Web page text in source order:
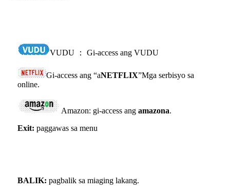
VUDU ： Gi-access ang VUDU
Gi-access ang “aNETFLIX”Mga serbisyo sa
online.
Amazon: gi-access ang amazona.
Exit: paggawas sa menu
BALIK: pagbalik sa miaging lakang.